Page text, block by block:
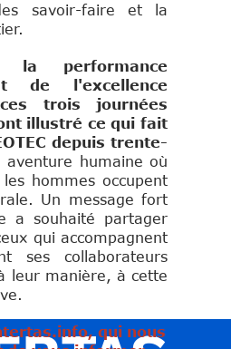
savoir-faire et la
la performance
de l'excellence
trois journées
illustré ce qui fait
depuis trente-
aventure humaine où
hommes occupent
Un message fort
a souhaité partager
qui accompagnent
ses collaborateurs
leur manière, à cette
qui nous